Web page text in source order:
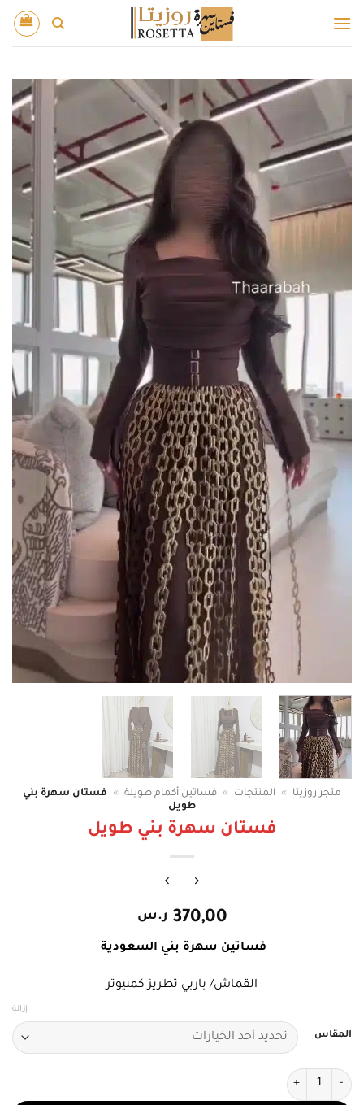
للمحتوى
متجر روزيتا » المنتجات » فساتين أكمام طويلة »
فستان سهرة بني
طويل
فستان سهرة بني طويل
370,00 ر.س
فساتين سهرة بني السعودية
القماش/ باربي تطريز كمبيوتر
المقاس
إزالة
كمية فستان سهرة بني طويل